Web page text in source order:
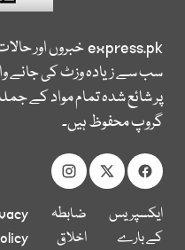
express.pkخبروں اور
سب سے زیادہ وزٹ کی جانے
پر شائع شدہ تمام مواد کے
گروپ محفوظ ہیں۔
ایکسپریس
کے بارے
ضابطہ
اخلاق